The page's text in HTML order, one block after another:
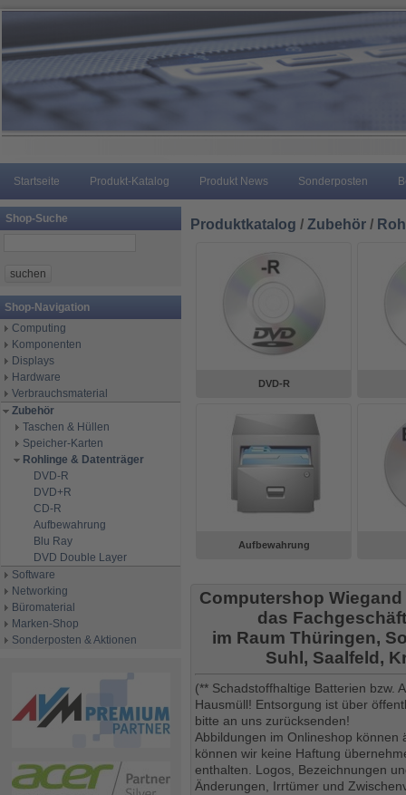
Startseite Produkt-Katalog Produkt News Sonderposten
Shop-Suche
Shop-Navigation
Computing
Komponenten
Displays
Hardware
Verbrauchsmaterial
Zubehör
Taschen & Hüllen
Speicher-Karten
Rohlinge & Datenträger
DVD-R
DVD+R
CD-R
Aufbewahrung
Blu Ray
DVD Double Layer
Software
Networking
Büromaterial
Marken-Shop
Sonderposten & Aktionen
Produktkatalog / Zubehör /
DVD-R
Aufbewahrung
Computershop
das
im Raum Thüringen,
Suhl, Saalfeld,
(** Schadstoffhaltige Batterien bzw.
Hausmüll! Entsorgung ist über
bitte an uns zurücksenden!
Abbildungen im Onlineshop
können wir keine Haftung
enthalten. Logos, Bezeichnungen
Änderungen, Irrtümer und